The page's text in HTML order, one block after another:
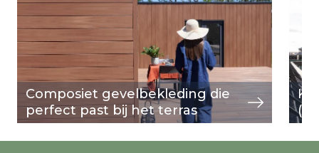
Composiet gevelbekleding die
perfect past bij het terras